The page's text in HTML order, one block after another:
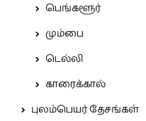
பெங்களூர்
மும்பை
டெல்லி
காரைக்கால்
புலம்பெயர் தேசங்கள்